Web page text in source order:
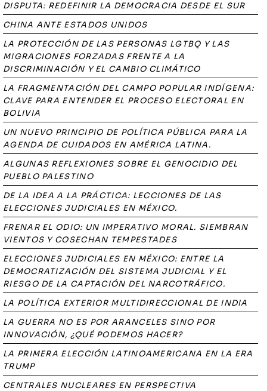
DISPUTA: REDEFINIR LA DEMOCRACIA DESDE EL SUR
CHINA ANTE ESTADOS UNIDOS
LA PROTECCIÓN DE LAS PERSONAS LGTBQ Y LAS
MIGRACIONES FORZADAS FRENTE A LA
DISCRIMINACIÓN Y EL CAMBIO CLIMÁTICO
LA FRAGMENTACIÓN DEL CAMPO POPULAR INDÍGENA:
CLAVE PARA ENTENDER EL PROCESO ELECTORAL EN
BOLIVIA
UN NUEVO PRINCIPIO DE POLÍTICA PÚBLICA PARA LA
AGENDA DE CUIDADOS EN AMÉRICA LATINA.
ALGUNAS REFLEXIONES SOBRE EL GENOCIDIO DEL
PUEBLO PALESTINO
DE LA IDEA A LA PRÁCTICA: LECCIONES DE LAS
ELECCIONES JUDICIALES EN MÉXICO.
FRENAR EL ODIO: UN IMPERATIVO MORAL. SIEMBRAN
VIENTOS Y COSECHAN TEMPESTADES
ELECCIONES JUDICIALES EN MÉXICO: ENTRE LA
DEMOCRATIZACIÓN DEL SISTEMA JUDICIAL Y EL
RIESGO DE LA CAPTACIÓN DEL NARCOTRÁFICO.
LA POLÍTICA EXTERIOR MULTIDIRECCIONAL DE INDIA
LA GUERRA NO ES POR ARANCELES SINO POR
INNOVACIÓN, ¿QUÉ PODEMOS HACER?
LA PRIMERA ELECCIÓN LATINOAMERICANA EN LA ERA
TRUMP
CENTRALES NUCLEARES EN PERSPECTIVA